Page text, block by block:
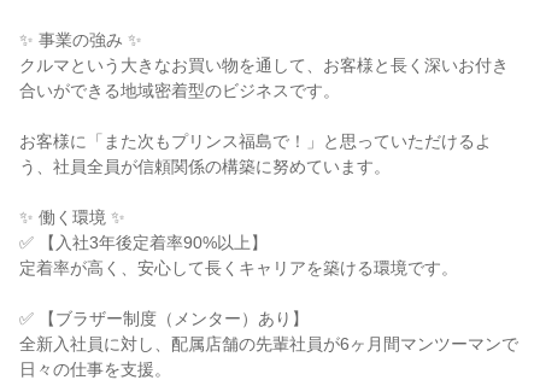
✨ 事業の強み ✨
クルマという大きなお買い物を通して、お客様と長く深いお付き
合いができる地域密着型のビジネスです。
お客様に「また次もプリンス福島で！」と思っていただけるよ
う、社員全員が信頼関係の構築に努めています。
✨ 働く環境 ✨
✅ 【入社3年後定着率90%以上】
定着率が高く、安心して長くキャリアを築ける環境です。
✅ 【ブラザー制度（メンター）あり】
全新入社員に対し、配属店舗の先輩社員が6ヶ月間マンツーマンで
日々の仕事を支援。